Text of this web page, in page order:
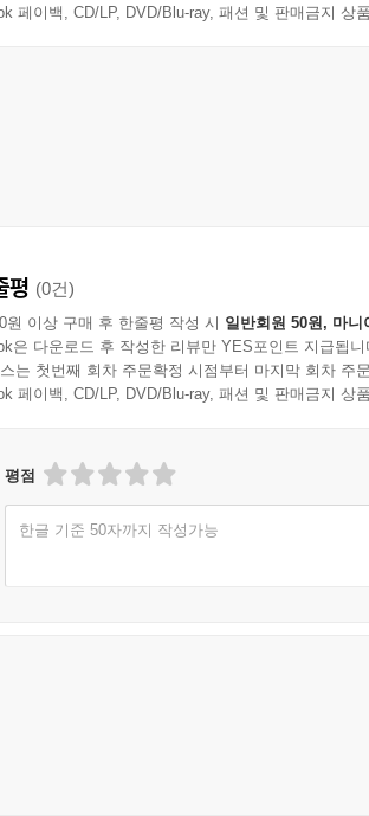
페이백, CD/LP, DVD/Blu-ray, 패션 및 판매금지 상
평 (0건)
원 이상 구매 후 한줄평 작성 시 일반회원 50원, 마니
은 다운로드 후 작성한 리뷰만 YES포인트 지급됩니
는 첫번째 회차 주문확정 시점부터 마지막 회차 주
페이백, CD/LP, DVD/Blu-ray, 패션 및 판매금지 상
평점
한글 기준 50자까지 작성가능